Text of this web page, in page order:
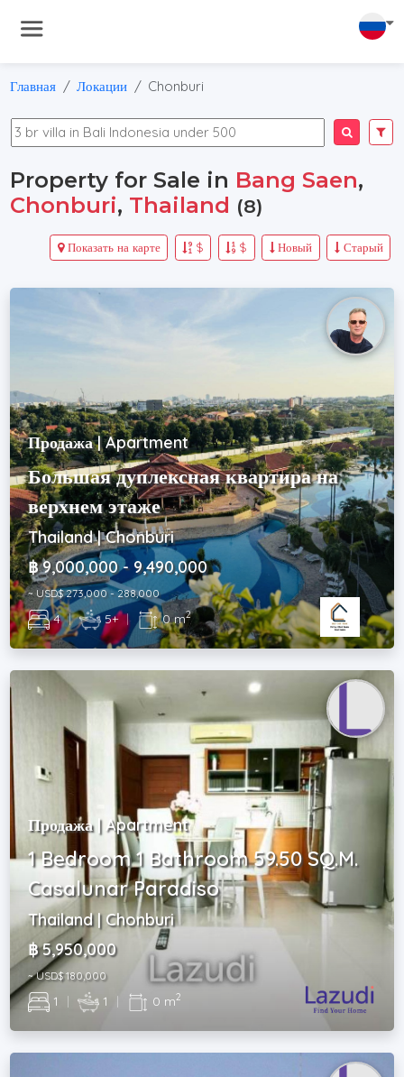
Главная Локации Chonburi
Property for Sale in Bang Saen,
Chonburi, Thailand (8)
Старый
Новый
$
$
Показать на карте
Продажа | Apartment
Большая дуплексная квартира на
верхнем этаже
Thailand | Chonburi
฿ 9,000,000 - 9,490,000
~ USD$ 273,000 - 288,000
4 | 5+ | 0 m2
Продажа | Apartment
1 Bedroom 1 Bathroom 59.50 SQ.M.
Casalunar Paradiso
Thailand | Chonburi
฿ 5,950,000
~ USD$ 180,000
1 | 1 | 0 m2